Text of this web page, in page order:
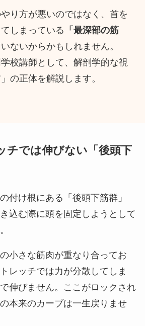
り方が悪いのではなく、首を
しまっている 「最深部の筋
ないからかもしれません。
校講師として、解剖学的な視
の正体を解説します。
チでは伸びない「後頭下
付け根にある「後頭下筋群」
込む際に頭を固定しようとして
小さな筋肉が重なり合ってお
レッチでは力が分散してしま
伸びません。ここがロックされ
本来のカーブは一生戻りませ